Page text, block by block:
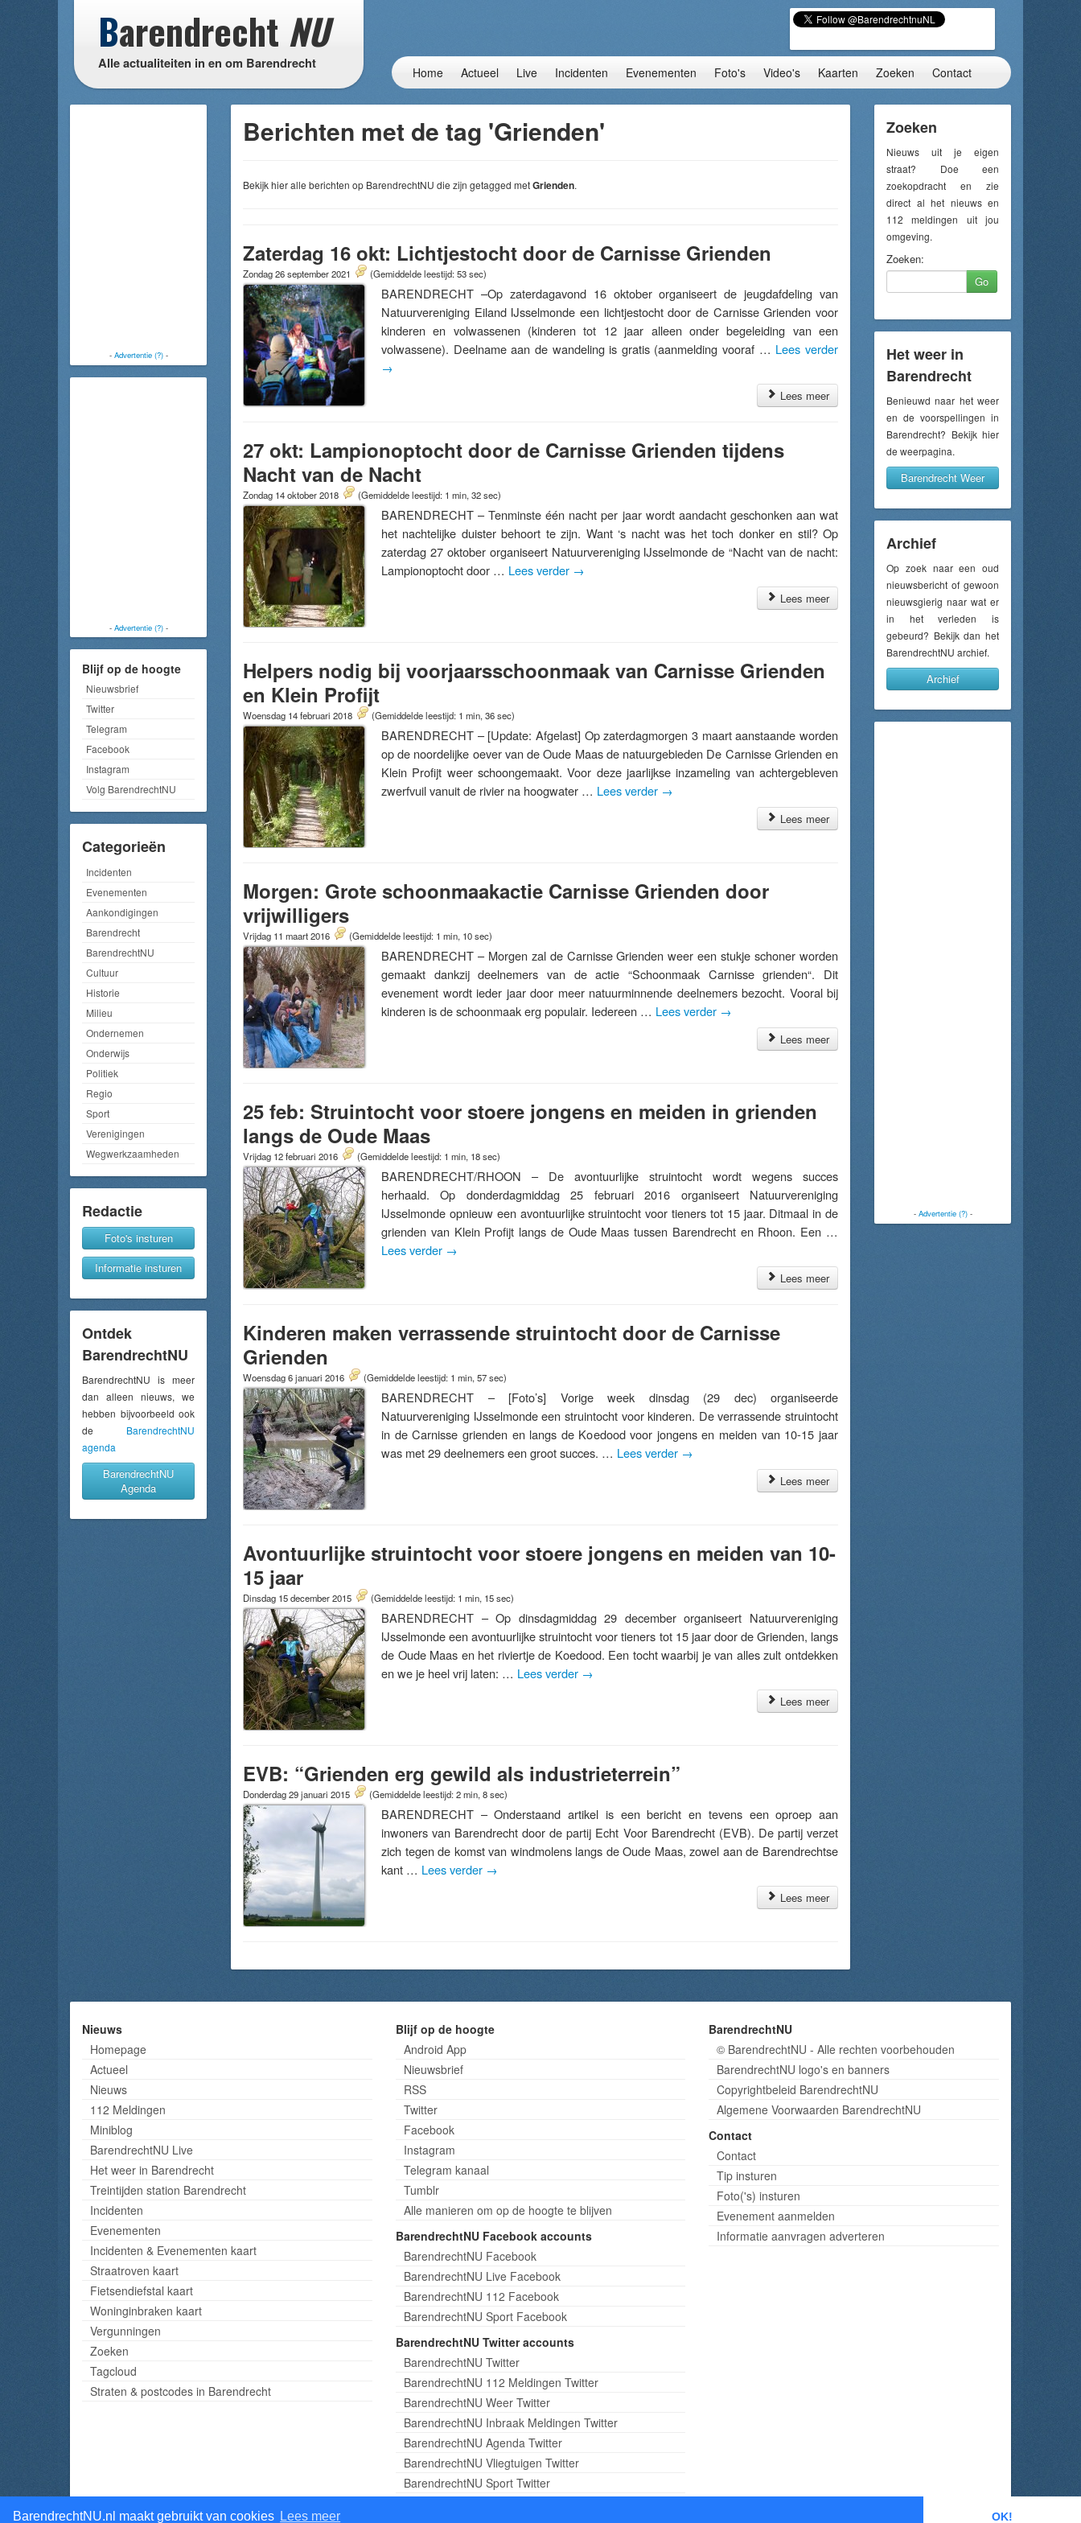
BarendrechtNU.nl maakt gebruikt van cookies Lees meer OK!
Barendrecht NU
Alle actualiteiten in en om Barendrecht
Home Actueel Live Incidenten Evenementen Foto's Video's Kaarten Zoeken Contact
- Advertentie (?)-
- Advertentie (?)-
Blijf op de hoogte
Nieuwsbrief
Twitter
Telegram
Facebook
Instagram
Volg BarendrechtNU
Categorieën
Incidenten
Evenementen
Aankondigingen
Barendrecht
BarendrechtNU
Cultuur
Historie
Milieu
Ondernemen
Onderwijs
Politiek
Regio
Sport
Verenigingen
Wegwerkzaamheden
Redactie
Foto's insturen
Informatie insturen
Ontdek
BarendrechtNU
BarendrechtNU is meer
dan alleen nieuws, we
hebben bijvoorbeeld ook
de BarendrechtNU
agenda
BarendrechtNU
Agenda
Berichten met de tag 'Grienden'
Bekijk hier alle berichten op BarendrechtNU die zijn getagged metGrienden.
Zaterdag 16 okt: Lichtjestocht door de Carnisse Grienden
Zondag 26 september 2021 (Gemiddelde leestijd: 53 sec)
BARENDRECHT –Op zaterdagavond 16 oktober organiseert de jeugdafdeling van
Natuurvereniging Eiland IJsselmonde een lichtjestocht door de Carnisse Grienden voor
kinderen en volwassenen (kinderen tot 12 jaar alleen onder begeleiding van een
volwassene). Deelname aan de wandeling is gratis (aanmelding vooraf … Lees verder
→
Lees meer
27 okt: Lampionoptocht door de Carnisse Grienden tijdens
Nacht van de Nacht
Zondag 14 oktober 2018 (Gemiddelde leestijd: 1 min, 32 sec)
BARENDRECHT – Tenminste één nacht per jaar wordt aandacht geschonken aan wat
het nachtelijke duister behoort te zijn. Want ‘s nacht was het toch donker en stil? Op
zaterdag 27 oktober organiseert Natuurvereniging IJsselmonde de “Nacht van de nacht:
Lampionoptocht door … Lees verder →
Lees meer
Helpers nodig bij voorjaarsschoonmaak van Carnisse Grienden
en Klein Profijt
Woensdag 14 februari 2018 (Gemiddelde leestijd: 1 min, 36 sec)
BARENDRECHT – [Update: Afgelast] Op zaterdagmorgen 3 maart aanstaande worden
op de noordelijke oever van de Oude Maas de natuurgebieden De Carnisse Grienden en
Klein Profijt weer schoongemaakt. Voor deze jaarlijkse inzameling van achtergebleven
zwerfvuil vanuit de rivier na hoogwater … Lees verder →
Lees meer
Morgen: Grote schoonmaakactie Carnisse Grienden door
vrijwilligers
Vrijdag 11 maart 2016 (Gemiddelde leestijd: 1 min, 10 sec)
BARENDRECHT – Morgen zal de Carnisse Grienden weer een stukje schoner worden
gemaakt dankzij deelnemers van de actie “Schoonmaak Carnisse grienden“. Dit
evenement wordt ieder jaar door meer natuurminnende deelnemers bezocht. Vooral bij
kinderen is de schoonmaak erg populair. Iedereen … Lees verder →
Lees meer
25 feb: Struintocht voor stoere jongens en meiden in grienden
langs de Oude Maas
Vrijdag 12 februari 2016 (Gemiddelde leestijd: 1 min, 18 sec)
BARENDRECHT/RHOON – De avontuurlijke struintocht wordt wegens succes
herhaald. Op donderdagmiddag 25 februari 2016 organiseert Natuurvereniging
IJsselmonde opnieuw een avontuurlijke struintocht voor tieners tot 15 jaar. Ditmaal in de
grienden van Klein Profijt langs de Oude Maas tussen Barendrecht en Rhoon. Een …
Lees verder →
Lees meer
Kinderen maken verrassende struintocht door de Carnisse
Grienden
Woensdag 6 januari 2016 (Gemiddelde leestijd: 1 min, 57 sec)
BARENDRECHT – [Foto’s] Vorige week dinsdag (29 dec) organiseerde
Natuurvereniging IJsselmonde een struintocht voor kinderen. De verrassende struintocht
in de Carnisse grienden en langs de Koedood voor jongens en meiden van 10-15 jaar
was met 29 deelnemers een groot succes. … Lees verder →
Lees meer
Avontuurlijke struintocht voor stoere jongens en meiden van 10-
15 jaar
Dinsdag 15 december 2015 (Gemiddelde leestijd: 1 min, 15 sec)
BARENDRECHT – Op dinsdagmiddag 29 december organiseert Natuurvereniging
IJsselmonde een avontuurlijke struintocht voor tieners tot 15 jaar door de Grienden, langs
de Oude Maas en het riviertje de Koedood. Een tocht waarbij je van alles zult ontdekken
en we je heel vrij laten: … Lees verder →
Lees meer
EVB: “Grienden erg gewild als industrieterrein”
Donderdag 29 januari 2015 (Gemiddelde leestijd: 2 min, 8 sec)
BARENDRECHT – Onderstaand artikel is een bericht en tevens een oproep aan
inwoners van Barendrecht door de partij Echt Voor Barendrecht (EVB). De partij verzet
zich tegen de komst van windmolens langs de Oude Maas, zowel aan de Barendrechtse
kant … Lees verder →
Lees meer
Zoeken
Nieuws uit je eigen
straat? Doe een
zoekopdracht en zie
direct al het nieuws en
112 meldingen uit jou
omgeving.
Zoeken:
Go
Het weer in
Barendrecht
Benieuwd naar het weer
en de voorspellingen in
Barendrecht? Bekijk hier
de weerpagina.
Barendrecht Weer
Archief
Op zoek naar een oud
nieuwsbericht of gewoon
nieuwsgierig naar wat er
in het verleden is
gebeurd? Bekijk dan het
BarendrechtNU archief.
Archief
- Advertentie (?)-
Nieuws
Homepage
Actueel
Nieuws
112 Meldingen
Miniblog
BarendrechtNU Live
Het weer in Barendrecht
Treintijden station Barendrecht
Incidenten
Evenementen
Incidenten & Evenementen kaart
Straatroven kaart
Fietsendiefstal kaart
Woninginbraken kaart
Vergunningen
Zoeken
Tagcloud
Straten & postcodes in Barendrecht
Blijf op de hoogte
Android App
Nieuwsbrief
RSS
Twitter
Facebook
Instagram
Telegram kanaal
Tumblr
Alle manieren om op de hoogte te blijven
BarendrechtNU Facebook accounts
BarendrechtNU Facebook
BarendrechtNU Live Facebook
BarendrechtNU 112 Facebook
BarendrechtNU Sport Facebook
BarendrechtNU Twitter accounts
BarendrechtNU Twitter
BarendrechtNU 112 Meldingen Twitter
BarendrechtNU Weer Twitter
BarendrechtNU Inbraak Meldingen Twitter
BarendrechtNU Agenda Twitter
BarendrechtNU Vliegtuigen Twitter
BarendrechtNU Sport Twitter
BarendrechtNU
© BarendrechtNU - Alle rechten voorbehouden
BarendrechtNU logo's en banners
Copyrightbeleid BarendrechtNU
Algemene Voorwaarden BarendrechtNU
Contact
Contact
Tip insturen
Foto('s) insturen
Evenement aanmelden
Informatie aanvragen adverteren